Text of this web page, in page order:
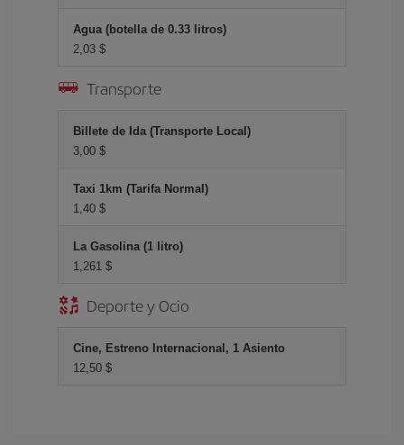
Agua (botella de 0.33 litros)
2,03 $
Transporte
Billete de Ida (Transporte Local)
3,00 $
Taxi 1km (Tarifa Normal)
1,40 $
La Gasolina (1 litro)
1,261 $
Deporte y Ocio
Cine, Estreno Internacional, 1 Asiento
12,50 $